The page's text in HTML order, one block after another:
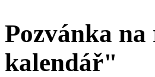
Pozvánka
kalendář"